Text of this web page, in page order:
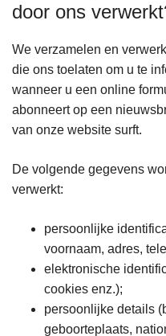
door ons
We verzamelen en
die ons toelaten om u te
wanneer u een online
abonneert op een
van onze website surft.
De volgende gegevens
verwerkt:
persoonlijke
voornaam, adres,
elektronische
cookies enz.);
persoonlijke details
geboorteplaats,